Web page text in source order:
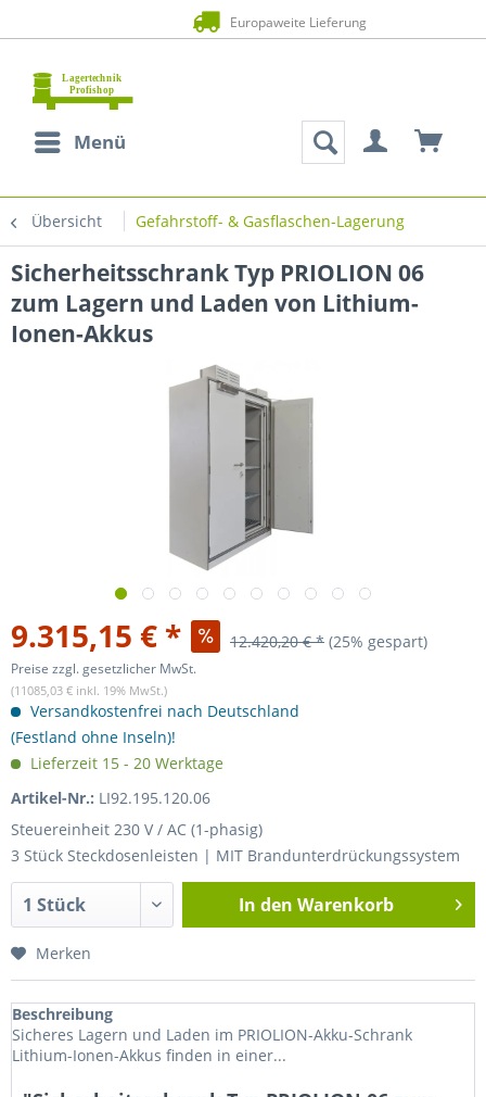
Zahlung auf Rechnung (Bonität
Menü
Übersicht Gefahrstoff- & Gasflaschen-Lagerung
Sicherheitsschrank Typ PRIOLION 06
zum Lagern und Laden von Lithium-
Ionen-Akkus
9.315,15 € * 12.420,20 € * (25% gespart)
Preise zzgl. gesetzlicher MwSt.
(11085,03 € inkl. 19% MwSt.)
Versandkostenfrei nach Deutschland
(Festland ohne Inseln)!
Lieferzeit 15 - 20 Werktage
Artikel-Nr.: LI92.195.120.06
Steuereinheit 230 V / AC (1-phasig)
3 Stück Steckdosenleisten | MIT Brandunterdrückungssystem
In den Warenkorb
Merken
Beschreibung
Sicheres Lagern und Laden im PRIOLION-Akku-Schrank
Lithium-Ionen-Akkus finden in einer...